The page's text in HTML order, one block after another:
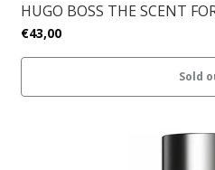
HUGO BOSS THE SCENT
€43,00
Sold